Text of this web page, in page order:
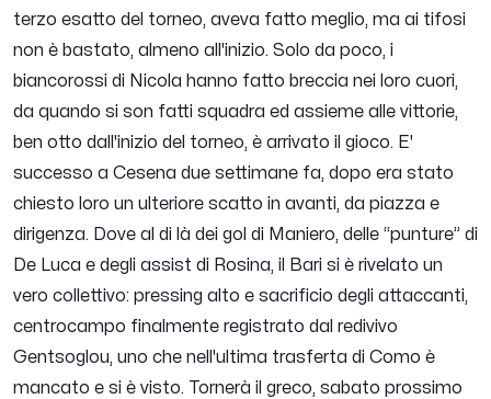
terzo esatto del torneo, aveva fatto meglio, ma ai tifosi
non è bastato, almeno all'inizio. Solo da poco, i
biancorossi di Nicola hanno fatto breccia nei loro cuori,
da quando si son fatti squadra ed assieme alle vittorie,
ben otto dall'inizio del torneo, è arrivato il gioco. E'
successo a Cesena due settimane fa, dopo era stato
chiesto loro un ulteriore scatto in avanti, da piazza e
dirigenza. Dove al di là dei gol di Maniero, delle “punture” di
De Luca e degli assist di Rosina, il Bari si è rivelato un
vero collettivo: pressing alto e sacrificio degli attaccanti,
centrocampo finalmente registrato dal redivivo
Gentsoglou, uno che nell'ultima trasferta di Como è
mancato e si è visto. Tornerà il greco, sabato prossimo